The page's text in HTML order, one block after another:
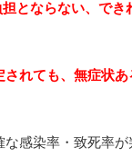
担とならない、で
されても、無症状
感染率・致死率